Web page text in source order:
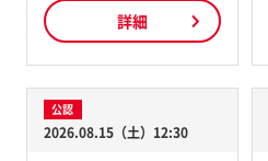
詳細
公認
2026.08.15（土）12:30